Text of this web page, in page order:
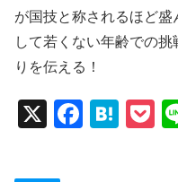
が国技と称されるほど
して若くない年齢での
りを伝える！
X
F
H
P